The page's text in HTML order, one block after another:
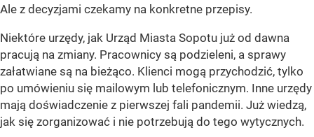
Ale z decyzjami czekamy na konkretne przepisy.
Niektóre urzędy, jak Urząd Miasta Sopotu już od dawna
pracują na zmiany. Pracownicy są podzieleni, a sprawy
załatwiane są na bieżąco. Klienci mogą przychodzić, tylko
po umówieniu się mailowym lub telefonicznym. Inne urzędy
mają doświadczenie z pierwszej fali pandemii. Już wiedzą,
jak się zorganizować i nie potrzebują do tego wytycznych.